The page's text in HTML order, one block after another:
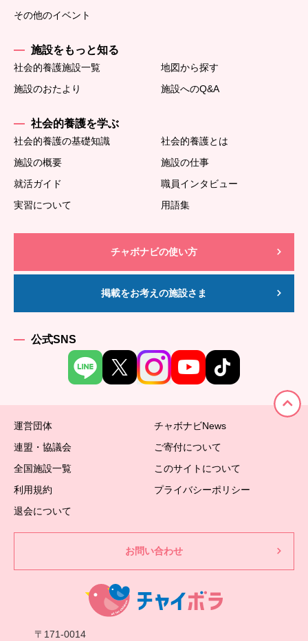
その他のイベント
施設をもっと知る
社会的養護施設一覧
地図から探す
施設のおたより
施設へのQ&A
社会的養護を学ぶ
社会的養護の基礎知識
社会的養護とは
施設の概要
施設の仕事
就活ガイド
職員インタビュー
実習について
用語集
チャボナビの使い方
掲載をお考えの施設さま
公式SNS
運営団体
チャボナビNews
連盟・協議会
ご寄付について
全国施設一覧
このサイトについて
利用規約
プライバシーポリシー
退会について
お問い合わせ
〒171-0014